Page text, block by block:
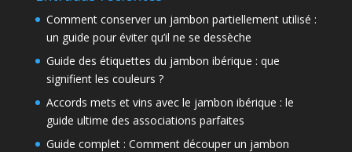
Comment conserver un jambon partiellement utilisé :
un guide pour éviter qu’il ne se dessèche
Guide des étiquettes du jambon ibérique : que
signifient les couleurs ?
Accords mets et vins avec le jambon ibérique : le
guide ultime des associations parfaites
Guide complet : Comment découper un jambon